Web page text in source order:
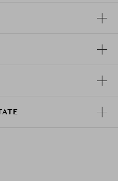
asigurandu-se ca
tonului pielii:
uscate: Contine
la hidratarea si
pielii.